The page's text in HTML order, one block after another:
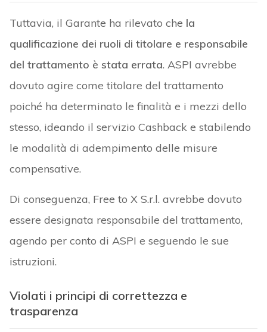
Tuttavia, il Garante ha rilevato che la
qualificazione dei ruoli di titolare e responsabile
del trattamento è stata errata. ASPI avrebbe
dovuto agire come titolare del trattamento
poiché ha determinato le finalità e i mezzi dello
stesso, ideando il servizio Cashback e stabilendo
le modalità di adempimento delle misure
compensative.
Di conseguenza, Free to X S.r.l. avrebbe dovuto
essere designata responsabile del trattamento,
agendo per conto di ASPI e seguendo le sue
istruzioni.
Violati i principi di correttezza e
trasparenza